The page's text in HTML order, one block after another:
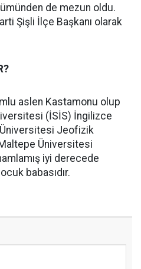
de mezun oldu.
Şişli İlçe Başkanı olarak
aslen Kastamonu olup
(İSİS) İngilizce
Üniversitesi Jeofizik
Üniversitesi
iyi derecede
babasıdır.